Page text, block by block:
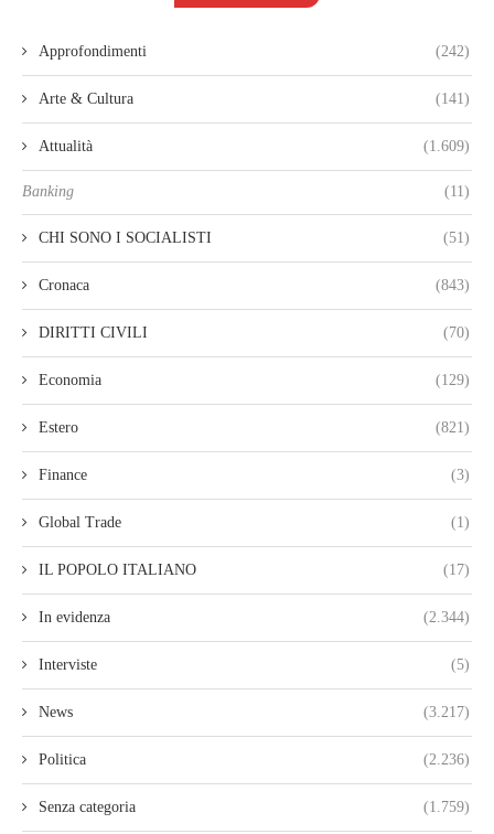
Approfondimenti (242)
Arte & Cultura (141)
Attualità (1.609)
Banking (11)
CHI SONO I SOCIALISTI (51)
Cronaca (843)
DIRITTI CIVILI (70)
Economia (129)
Estero (821)
Finance (3)
Global Trade (1)
IL POPOLO ITALIANO (17)
In evidenza (2.344)
Interviste (5)
News (3.217)
Politica (2.236)
Senza categoria (1.759)